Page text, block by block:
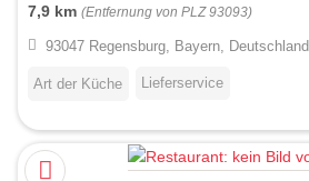
7,9 km (Entfernung von PLZ 93093)
93047 Regensburg, Bayern, Deutschland
Art der Küche Lieferservice